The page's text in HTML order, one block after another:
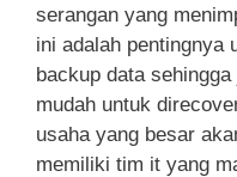
serangan yang
ini adalah pentingnya
backup data
mudah untuk
usaha yang besar
memiliki tim it yang